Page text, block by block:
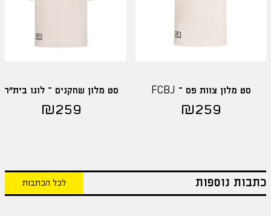
סט מלון צוות פס – FCBJ
₪259
סט מלון שחקנים – לוגו בית"ר
₪259
כתבות נוספות לכל הכתבות